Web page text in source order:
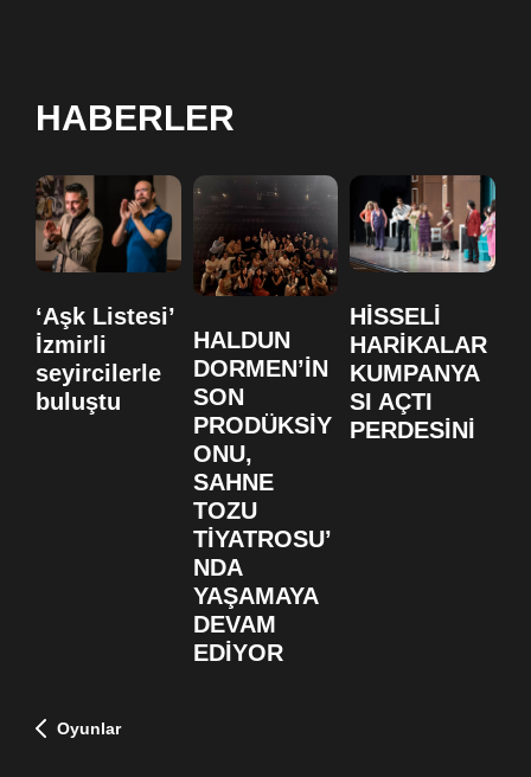
HABERLER
‘Aşk Listesi’
İzmirli
seyircilerle
buluştu
HALDUN
DORMEN’İN
SON
PRODÜKSİY
ONU,
SAHNE
TOZU
TİYATROSU’
NDA
YAŞAMAYA
DEVAM
EDİYOR
HİSSELİ
HARİKALAR
KUMPANYA
SI AÇTI
PERDESİNİ
Oyunlar